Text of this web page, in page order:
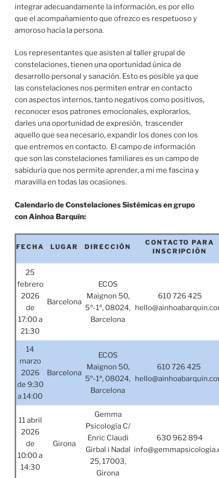
integrar adecuandamente la información, es por ello
que el acompañamiento que ofrezco es respetuoso y
amoroso hacia la persona.
Los representantes que asisten al taller grupal de
constelaciones, tienen una oportunidad única de
desarrollo personal y sanación. Esto es posible ya que
las constelaciones nos permiten entrar en contacto
con aspectos internos, tanto negativos como positivos,
reconocer esos patrones emocionales, explorarlos,
darles una oportunidad de expresión, trascender
aquello que sea necesario, expandir los dones con los
que entremos en contacto. El campo de información
que son las constelaciones familiares es un campo de
sabiduría que nos permite aprender, a mi me fascina y
maravilla en todas las ocasiones.
Calendario de Constelaciones Sistémicas en grupo
con Ainhoa Barquín:
FECHA LUGAR DIRECCIÓN
CONTACTO PARA
INSCRIPCIÓN
25
febrero
2026
de
17:00 a
21:30
Barcelona
ECOS
Maignon 50,
5º-1ª, 08024,
Barcelona
610 726 425
14
marzo
2026
de 9:30
a 14:00
Barcelona
ECOS
Maignon 50,
5º-1ª, 08024,
Barcelona
610 726 425
11 abril
2026
de
10:00 a
14:30
Girona
Gemma
Psicología C/
Enric Claudi
Girbal i Nadal
25, 17003,
Girona
630 962 894